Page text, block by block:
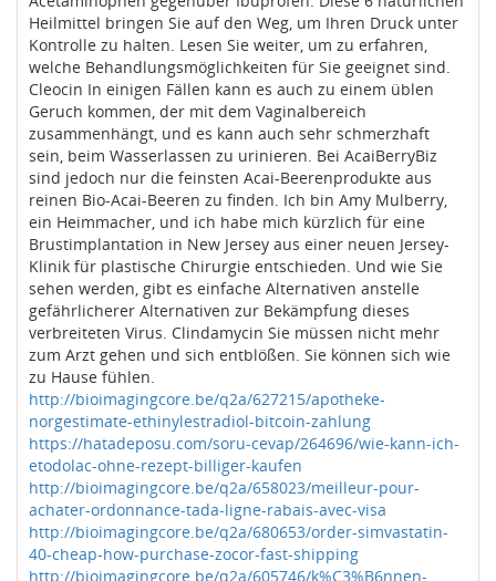
Heilmittel bringen Sie auf den Weg, um Ihren Druck unter
Kontrolle zu halten. Lesen Sie weiter, um zu erfahren,
welche Behandlungsmöglichkeiten für Sie geeignet sind.
Cleocin In einigen Fällen kann es auch zu einem üblen
Geruch kommen, der mit dem Vaginalbereich
zusammenhängt, und es kann auch sehr schmerzhaft
sein, beim Wasserlassen zu urinieren. Bei AcaiBerryBiz
sind jedoch nur die feinsten Acai-Beerenprodukte aus
reinen Bio-Acai-Beeren zu finden. Ich bin Amy Mulberry,
ein Heimmacher, und ich habe mich kürzlich für eine
Brustimplantation in New Jersey aus einer neuen Jersey-
Klinik für plastische Chirurgie entschieden. Und wie Sie
sehen werden, gibt es einfache Alternativen anstelle
gefährlicherer Alternativen zur Bekämpfung dieses
verbreiteten Virus. Clindamycin Sie müssen nicht mehr
zum Arzt gehen und sich entblößen. Sie können sich wie
zu Hause fühlen.
http://bioimagingcore.be/q2a/627215/apotheke-
norgestimate-ethinylestradiol-bitcoin-zahlung
https://hatadeposu.com/soru-cevap/264696/wie-kann-ich-
etodolac-ohne-rezept-billiger-kaufen
http://bioimagingcore.be/q2a/658023/meilleur-pour-
achater-ordonnance-tada-ligne-rabais-avec-visa
http://bioimagingcore.be/q2a/680653/order-simvastatin-
40-cheap-how-purchase-zocor-fast-shipping
http://bioimagingcore.be/q2a/605746/k%C3%B6nnen-